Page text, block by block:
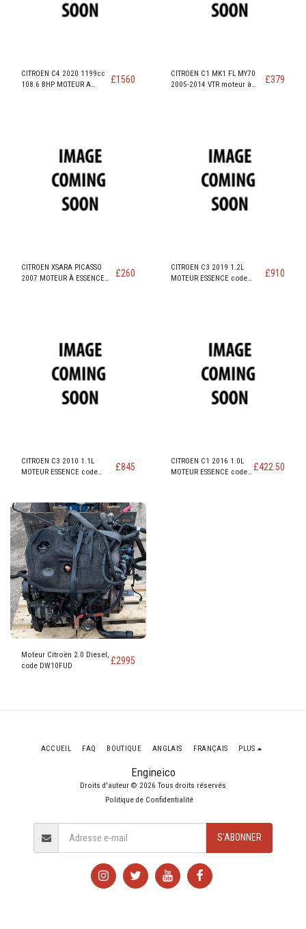
CITROEN C4 2020 1199cc
108.6 BHP MOTEUR A
£1560
CITROEN C1 MK1 FL MY70
2005-2014 VTR moteur à
£379
CITROEN XSARA PICASSO
2007 MOTEUR À ESSENCE
£260
CITROEN C3 2019 1.2L
MOTEUR ESSENCE code
£910
CITROEN C3 2010 1.1L
MOTEUR ESSENCE code
£845
CITROEN C1 2016 1.0L
MOTEUR ESSENCE code
£422.50
Moteur Citroën 2.0 Diesel,
code DW10FUD
£2995
Engineico
Droits d'auteur © 2026 Tous droits réservés
Politique de Confidentialité
ACCUEIL FAQ BOUTIQUE ANGLAIS FRANÇAIS PLUS
S'ABONNER